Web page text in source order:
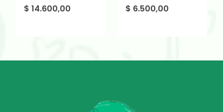
$ 14.600,00 $ 6.500,00